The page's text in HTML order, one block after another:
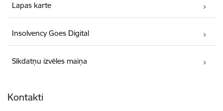
Lapas karte
Insolvency Goes Digital
Sīkdatņu izvēles maiņa
Kontakti